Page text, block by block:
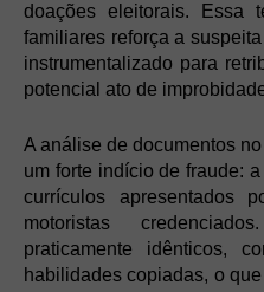
doações eleitorais. Essa
familiares reforça a
instrumentalizado para
potencial ato de
A análise de documentos
um forte indício de fraude:
currículos apresentados
motoristas
praticamente idênticos,
habilidades copiadas, o